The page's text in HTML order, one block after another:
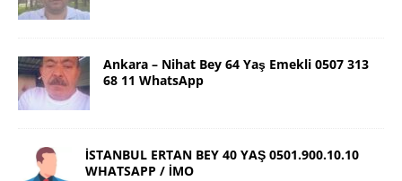
Ankara – Nihat Bey 64 Yaş Emekli 0507 313
68 11 WhatsApp
İSTANBUL ERTAN BEY 40 YAŞ 0501.900.10.10
WHATSAPP / İMO